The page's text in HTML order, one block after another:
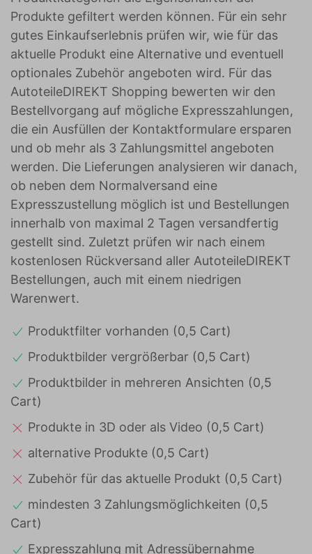
Produkte gefiltert werden können. Für ein sehr
gutes Einkaufserlebnis prüfen wir, wie für das
aktuelle Produkt eine Alternative und eventuell
optionales Zubehör angeboten wird. Für das
AutoteileDIREKT Shopping bewerten wir den
Bestellvorgang auf mögliche Expresszahlungen,
die ein Ausfüllen der Kontaktformulare ersparen
und ob mehr als 3 Zahlungsmittel angeboten
werden. Die Lieferungen analysieren wir danach,
ob neben dem Normalversand eine
Expresszustellung möglich ist und Bestellungen
innerhalb von maximal 2 Tagen versandfertig
gestellt sind. Zuletzt prüfen wir nach einem
kostenlosen Rückversand aller AutoteileDIREKT
Bestellungen, auch mit einem niedrigen
Warenwert.
Produktfilter vorhanden (0,5 Cart)
Produktbilder vergrößerbar (0,5 Cart)
Produktbilder in mehreren Ansichten (0,5
Cart)
Produkte in 3D oder als Video (0,5 Cart)
alternative Produkte (0,5 Cart)
Zubehör für das aktuelle Produkt (0,5 Cart)
mindesten 3 Zahlungsmöglichkeiten (0,5
Cart)
Expresszahlung mit Adressübernahme